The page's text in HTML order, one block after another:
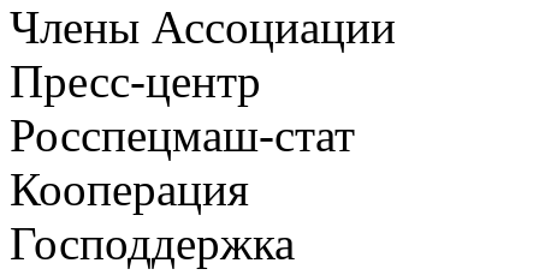
Члены Ассоциации
Пресс-центр
Росспецмаш-стат
Кооперация
Господдержка